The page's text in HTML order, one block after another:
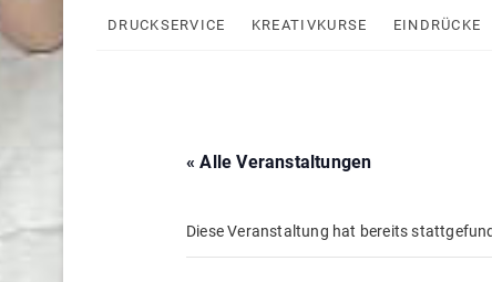
DRUCKSERVICE KREATIVKURSE EINDRÜCKE
« Alle Veranstaltungen
Diese Veranstaltung hat bereits